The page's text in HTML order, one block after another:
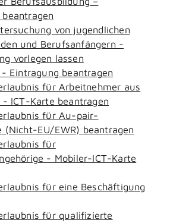
von jugendlichen
und Berufsanfängern -
vorlegen lassen
Eintragung beantragen
für Arbeitnehmer aus
ICT-Karte beantragen
für Au-pair-
(Nicht-EU/EWR) beantragen
für
- Mobiler-ICT-Karte
für eine Beschäftigung
für qualifizierte